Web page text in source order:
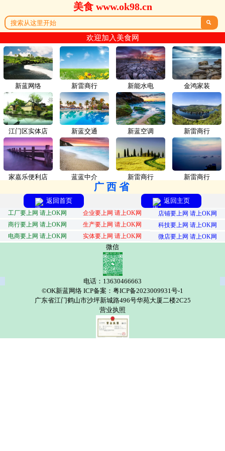
美食 www.ok98.cn

欢迎加入美食网
新蓝网络 新雷商行
江门区实体店 新蓝交通
家嘉乐便利店 蓝蓝中介
新能水电 金鸿家装
新蓝空调 新雷商行
新雷商行 新雷商行
广西省
返回首页 返回主页
工厂要上网 请上OK网 企业要上网 请上OK网
店铺要上网 请上OK网
商行要上网 请上OK网
生产要上网 请上OK网
科技要上网 请上OK网
电商要上网 请上OK网
实体要上网 请上OK网 微店要上网 请上OK网
微信
电话：13630466663
©OK新蓝网络 ICP备案：粤ICP备2023009931号-1
广东省江门鹤山市沙坪新城路496号华苑大厦二楼2C25
营业执照